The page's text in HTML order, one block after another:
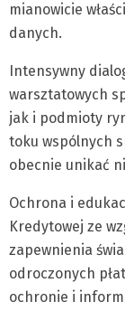
mianowicie
danych.
Intensywny
warsztatowych
jak i podmioty
toku wspólnych
obecnie unikać
Ochrona i
Kredytowej ze
zapewnienia
odroczonych
ochronie i